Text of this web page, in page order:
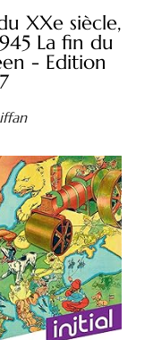
XXe siècle,
La fin du
- Edition